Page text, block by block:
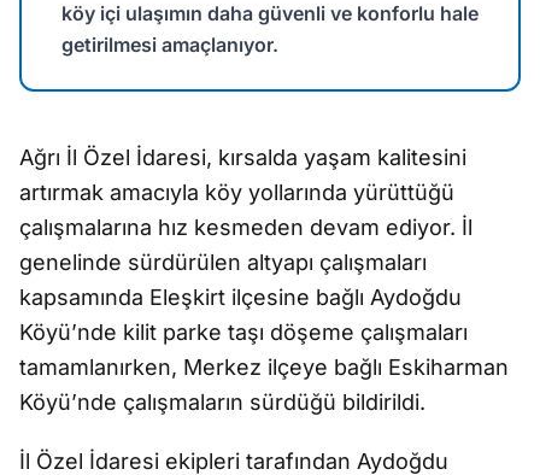
köy içi ulaşımın daha güvenli ve konforlu hale
getirilmesi amaçlanıyor.
Ağrı İl Özel İdaresi, kırsalda yaşam kalitesini
artırmak amacıyla köy yollarında yürüttüğü
çalışmalarına hız kesmeden devam ediyor. İl
genelinde sürdürülen altyapı çalışmaları
kapsamında Eleşkirt ilçesine bağlı Aydoğdu
Köyü’nde kilit parke taşı döşeme çalışmaları
tamamlanırken, Merkez ilçeye bağlı Eskiharman
Köyü’nde çalışmaların sürdüğü bildirildi.
İl Özel İdaresi ekipleri tarafından Aydoğdu